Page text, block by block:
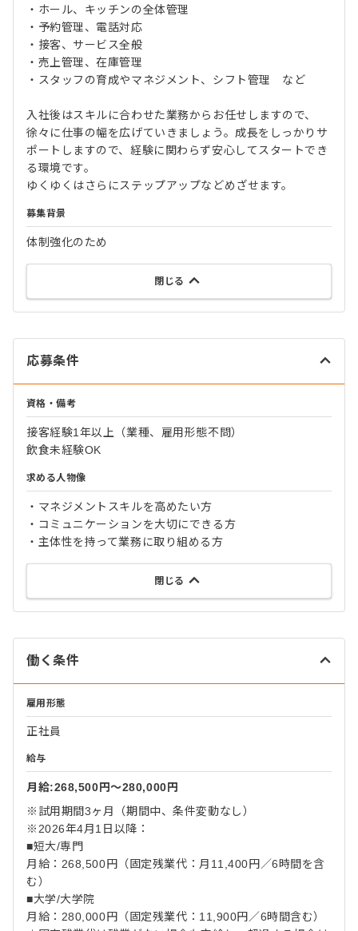
・ホール、キッチンの全体管理
・予約管理、電話対応
・接客、サービス全般
・売上管理、在庫管理
・スタッフの育成やマネジメント、シフト管理 など
入社後はスキルに合わせた業務からお任せしますので、
徐々に仕事の幅を広げていきましょう。成長をしっかりサ
ポートしますので、経験に関わらず安心してスタートでき
る環境です。
ゆくゆくはさらにステップアップなどめざせます。
募集背景
体制強化のため
閉じる
応募条件
資格・備考
接客経験1年以上（業種、雇用形態不問）
飲食未経験OK
求める人物像
・マネジメントスキルを高めたい方
・コミュニケーションを大切にできる方
・主体性を持って業務に取り組める方
閉じる
働く条件
雇用形態
正社員
給与
月給:268,500円〜280,000円
※試用期間3ヶ月（期間中、条件変動なし）
※2026年4月1日以降：
■短大/専門
月給：268,500円（固定残業代：月11,400円／6時間を含
む）
■大学/大学院
月給：280,000円（固定残業代：11,900円／6時間含む）